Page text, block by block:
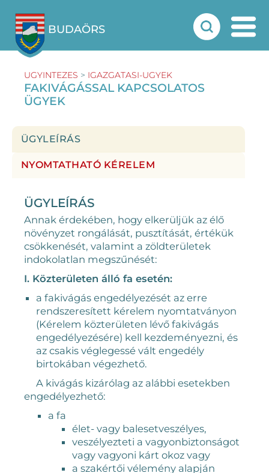
BUDAÖRS
UGYINTEZES > IGAZGATASI-UGYEK
FAKIVÁGÁSSAL KAPCSOLATOS
ÜGYEK
ÜGYLEÍRÁS
NYOMTATHATÓ KÉRELEM
ÜGYLEÍRÁS
Annak érdekében, hogy elkerüljük az élő
növényzet rongálását, pusztítását, értékük
csökkenését, valamint a zöldterületek
indokolatlan megszűnését:
I. Közterületen álló fa esetén:
a fakivágás engedélyezését az erre
rendszeresített kérelem nyomtatványon
(Kérelem közterületen lévő fakivágás
engedélyezésére) kell kezdeményezni, és
az csakis véglegessé vált engedély
birtokában végezhető.
A kivágás kizárólag az alábbi esetekben
engedélyezhető:
a fa
élet- vagy balesetveszélyes,
veszélyezteti a vagyonbiztonságot
vagy vagyoni kárt okoz vagy
a szakértői vélemény alapján